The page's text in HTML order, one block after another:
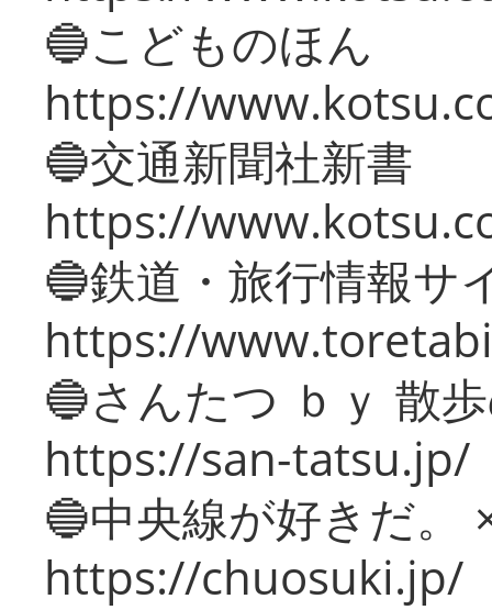
🔵こどものほん
https://
🔵交通新聞社新書
https://
🔵鉄道・旅行情報サ
https://
🔵さんたつ ｂｙ 散
https://san-tatsu.jp/
🔵中央線が好きだ。
https://chuosuki.jp/